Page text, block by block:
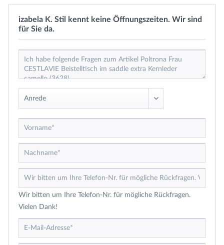
izabela K. Stil kennt keine Öffnungszeiten. Wir sind
für Sie da.
Wir bitten um Ihre Telefon-Nr. für mögliche Rückfragen.
Vielen Dank!